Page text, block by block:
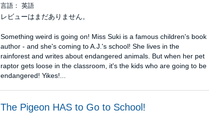
言語： 英語
レビューはまだありません。
Something weird is going on! Miss Suki is a famous children's book
author - and she's coming to A.J.'s school! She lives in the
rainforest and writes about endangered animals. But when her pet
raptor gets loose in the classroom, it's the kids who are going to be
endangered! Yikes!...
The Pigeon HAS to Go to School!